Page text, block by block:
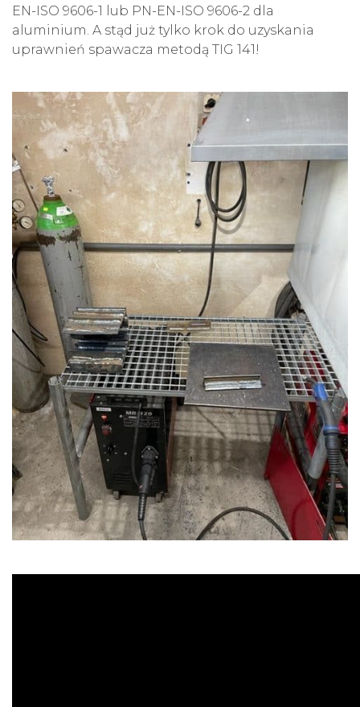
EN-ISO 9606-1 lub PN-EN-ISO 9606-2 dla
aluminium. A stąd już tylko krok do uzyskania
uprawnień spawacza metodą TIG 141!